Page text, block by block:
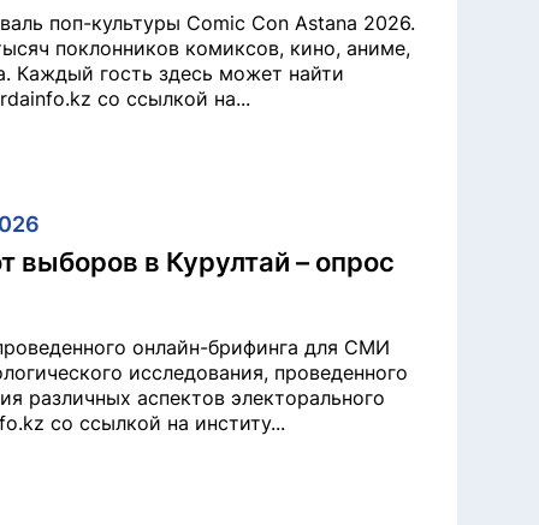
поп-культуры Comic Con Astana 2026.
поклонников комиксов, кино, аниме,
Каждый гость здесь может найти
со ссылкой на...
выборов в Курултай – опрос
онлайн-брифинга для СМИ
исследования, проведенного
различных аспектов электорального
со ссылкой на институ...